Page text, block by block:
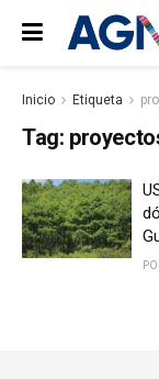
Inicio Etiqueta
Tag: